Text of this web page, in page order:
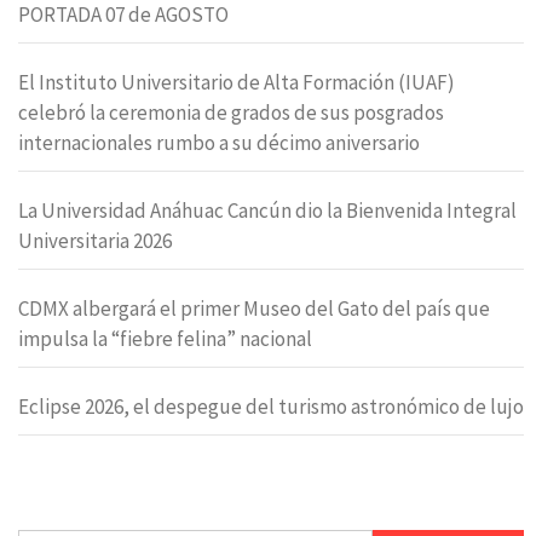
PORTADA 07 de AGOSTO
El Instituto Universitario de Alta Formación (IUAF)
celebró la ceremonia de grados de sus posgrados
internacionales rumbo a su décimo aniversario
La Universidad Anáhuac Cancún dio la Bienvenida Integral
Universitaria 2026
CDMX albergará el primer Museo del Gato del país que
impulsa la “fiebre felina” nacional
Eclipse 2026, el despegue del turismo astronómico de lujo